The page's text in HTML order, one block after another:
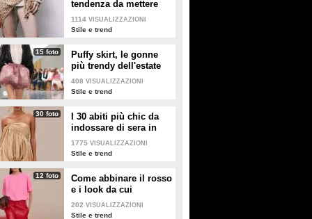
tendenza da mettere
nella valigia dell'estate
2026
1114 VISUALIZZAZIONI
Stile e trend
15 foto
Puffy skirt, le gonne
più trendy dell'estate
2026 sono quelle a
palloncino
408 VISUALIZZAZIONI
Stile e trend
30 foto
I 30 abiti più chic da
indossare di sera in
estate
1775 VISUALIZZAZIONI
Stile e trend
12 foto
Come abbinare il rosso
e i look da cui
prendere ispirazione
202 VISUALIZZAZIONI
Stile e trend
passerelle della Paris Fashion
Week